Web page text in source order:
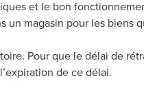
et le bon
magasin pour les biens
Pour que le délai de
de ce délai.